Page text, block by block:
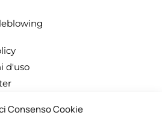
Consenso Cookie
d'uso